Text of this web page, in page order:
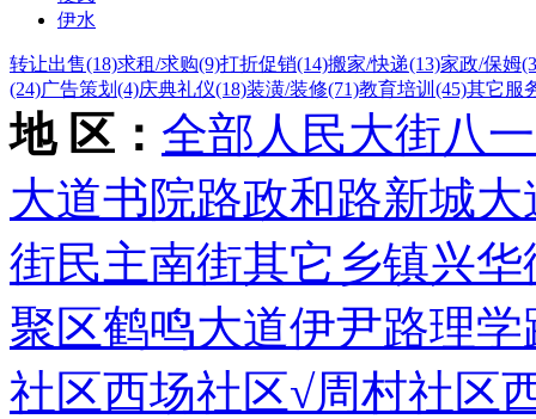
伊水
转让出售(18)求租/求购(9)打折促销(14)搬家/快递(13)家政/保姆
(24)广告策划 (4)庆典礼仪(18)装潢/装修(71)教育培训 (45)其它服
地 区： 全部 人民大街八
大道书院路政和路新城大
街民主南街其它乡镇兴华
聚区鹤鸣大道伊尹路理学
社区西场社区√周村社区